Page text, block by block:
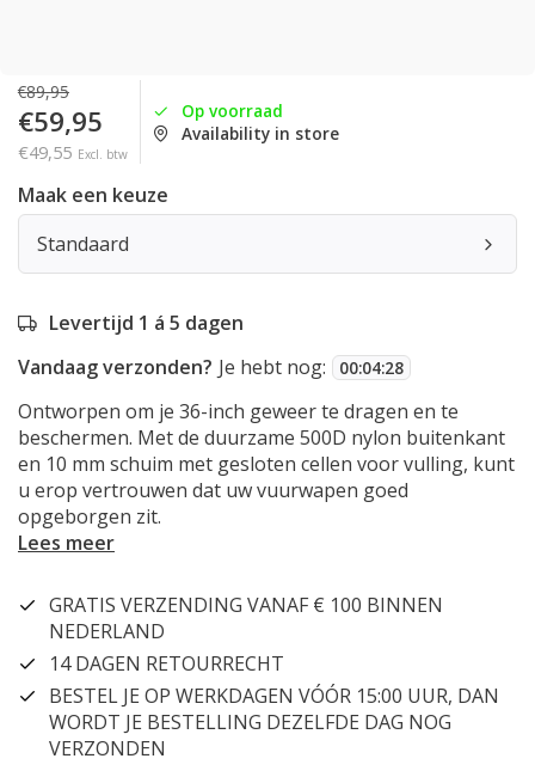
€89,95
€59,95
€49,55 Excl. btw
Op voorraad
Availability in store
Maak een keuze
Standaard
Levertijd 1 á 5 dagen
Vandaag verzonden? Je hebt nog: 00:04:28
Ontworpen om je 36-inch geweer te dragen en te
beschermen. Met de duurzame 500D nylon buitenkant
en 10 mm schuim met gesloten cellen voor vulling, kunt
u erop vertrouwen dat uw vuurwapen goed
opgeborgen zit.
Lees meer
GRATIS VERZENDING VANAF € 100 BINNEN
NEDERLAND
14 DAGEN RETOURRECHT
BESTEL JE OP WERKDAGEN VÓÓR 15:00 UUR, DAN
WORDT JE BESTELLING DEZELFDE DAG NOG
VERZONDEN